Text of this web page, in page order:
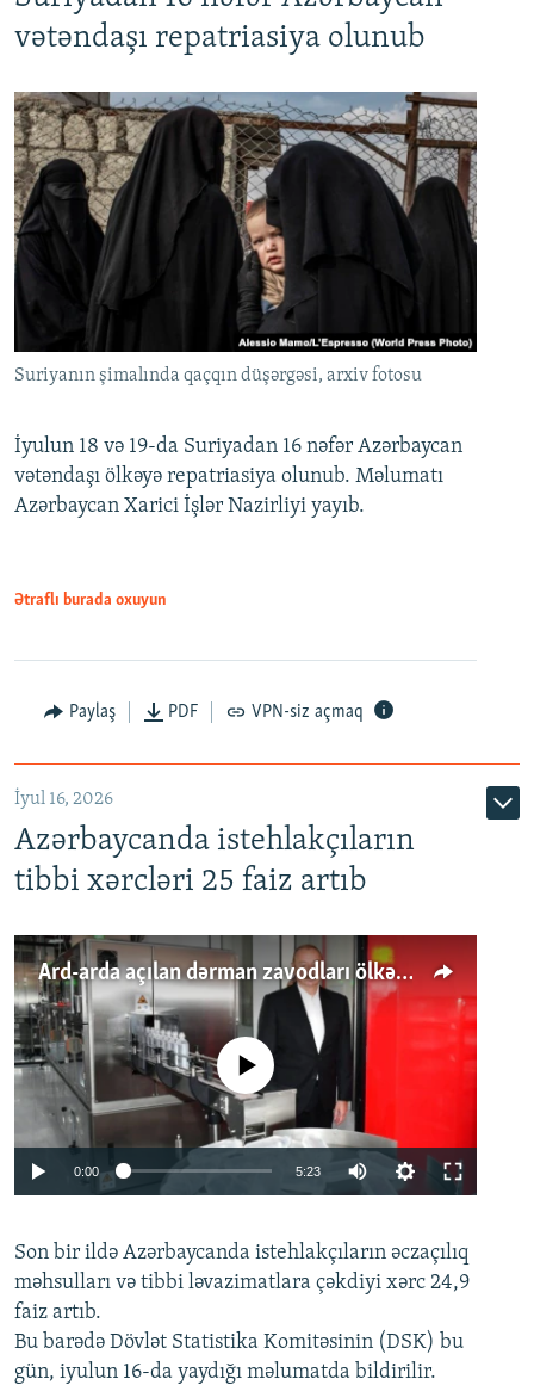
vətəndaşı repatriasiya olunub
Suriyanın şimalında qaçqın düşərgəsi, arxiv fotosu
İyulun 18 və 19-da Suriyadan 16 nəfər Azərbaycan
vətəndaşı ölkəyə repatriasiya olunub. Məlumatı
Azərbaycan Xarici İşlər Nazirliyi yayıb.
Ətraflı burada oxuyun
Paylaş PDF VPN-siz açmaq
İyul 16, 2026
Azərbaycanda istehlakçıların
tibbi xərcləri 25 faiz artıb
Ard-arda açılan dərman zavodları ölkənin tələbatını ödəyirmi?
Auto 240p 360p 480p
720p 1080p
No media source currently available
0:00 5:23
360p
480p
720p
1080p
Son bir ildə Azərbaycanda istehlakçıların əczaçılıq
məhsulları və tibbi ləvazimatlara çəkdiyi xərc 24,9
faiz artıb.
Bu barədə Dövlət Statistika Komitəsinin (DSK) bu
gün, iyulun 16-da yaydığı məlumatda bildirilir.